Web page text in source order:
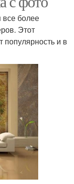
все более
Этот
популярность и в